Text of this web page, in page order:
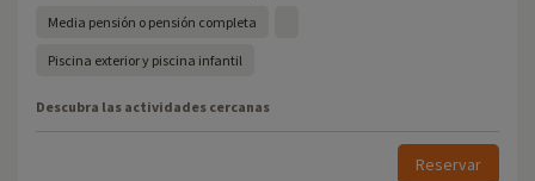
Media pensión o pensión completa
Piscina exterior y piscina infantil
Descubra las actividades cercanas
Reservar